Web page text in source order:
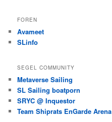
FOREN
Avameet
SLinfo
SEGEL COMMUNITY
Metaverse Sailing
SL Sailing boatporn
SRYC @ Inquestor
Team Shiprats EnGarde Arena